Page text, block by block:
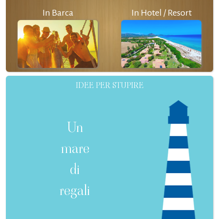
In Barca In Hotel / Resort
IDEE PER STUPIRE
Un
mare
di
regali